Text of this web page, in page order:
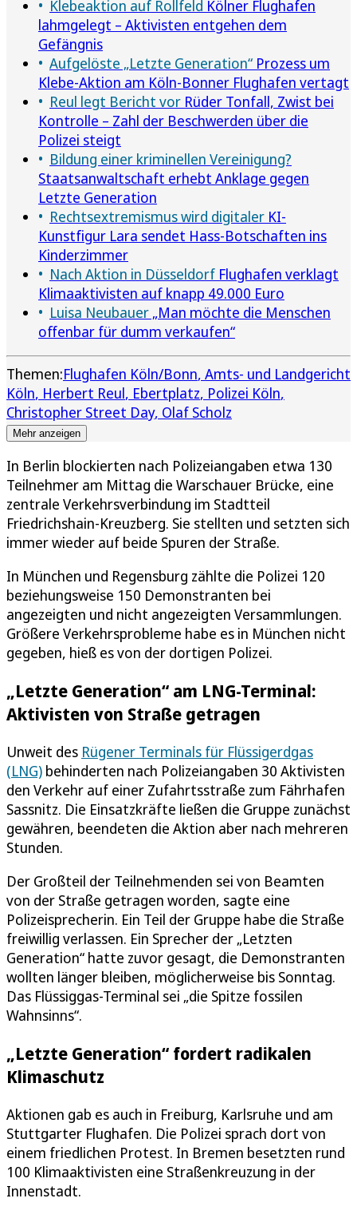
Klebeaktion auf Rollfeld Kölner Flughafen
lahmgelegt – Aktivisten entgehen dem
Gefängnis
Aufgelöste „Letzte Generation“ Prozess um
Klebe-Aktion am Köln-Bonner Flughafen vertagt
Reul legt Bericht vor Rüder Tonfall, Zwist bei
Kontrolle – Zahl der Beschwerden über die
Polizei steigt
Bildung einer kriminellen Vereinigung?
Staatsanwaltschaft erhebt Anklage gegen
Letzte Generation
Rechtsextremismus wird digitaler KI-
Kunstfigur Lara sendet Hass-Botschaften ins
Kinderzimmer
Nach Aktion in Düsseldorf Flughafen verklagt
Klimaaktivisten auf knapp 49.000 Euro
Luisa Neubauer „Man möchte die Menschen
offenbar für dumm verkaufen“
Themen:Flughafen Köln/Bonn Amts- und Landgericht
Köln Herbert Reul Ebertplatz Polizei Köln
Christopher Street Day Olaf Scholz
Mehr anzeigen
In Berlin blockierten nach Polizeiangaben etwa 130
Teilnehmer am Mittag die Warschauer Brücke, eine
zentrale Verkehrsverbindung im Stadtteil
Friedrichshain-Kreuzberg. Sie stellten und setzten sich
immer wieder auf beide Spuren der Straße.
In München und Regensburg zählte die Polizei 120
beziehungsweise 150 Demonstranten bei
angezeigten und nicht angezeigten Versammlungen.
Größere Verkehrsprobleme habe es in München nicht
gegeben, hieß es von der dortigen Polizei.
„Letzte Generation“ am LNG-Terminal:
Aktivisten von Straße getragen
Unweit des Rügener Terminals für Flüssigerdgas
(LNG) behinderten nach Polizeiangaben 30 Aktivisten
den Verkehr auf einer Zufahrtsstraße zum Fährhafen
Sassnitz. Die Einsatzkräfte ließen die Gruppe zunächst
gewähren, beendeten die Aktion aber nach mehreren
Stunden.
Der Großteil der Teilnehmenden sei von Beamten
von der Straße getragen worden, sagte eine
Polizeisprecherin. Ein Teil der Gruppe habe die Straße
freiwillig verlassen. Ein Sprecher der „Letzten
Generation“ hatte zuvor gesagt, die Demonstranten
wollten länger bleiben, möglicherweise bis Sonntag.
Das Flüssiggas-Terminal sei „die Spitze fossilen
Wahnsinns“.
„Letzte Generation“ fordert radikalen
Klimaschutz
Aktionen gab es auch in Freiburg, Karlsruhe und am
Stuttgarter Flughafen. Die Polizei sprach dort von
einem friedlichen Protest. In Bremen besetzten rund
100 Klimaaktivisten eine Straßenkreuzung in der
Innenstadt.